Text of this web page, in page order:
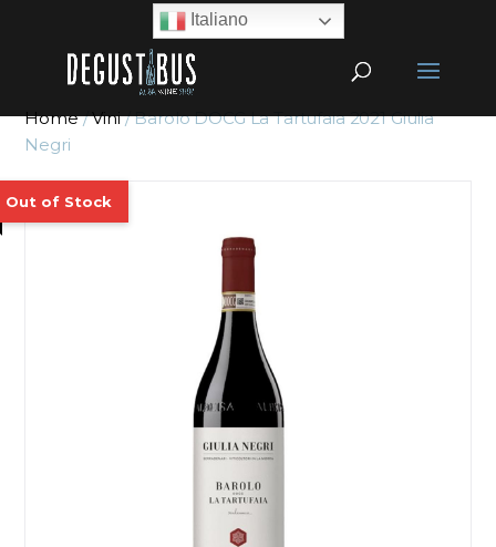
Home/Vini/ Barolo DOCG La Tartufaia 2021 Giulia
Negri
Italiano